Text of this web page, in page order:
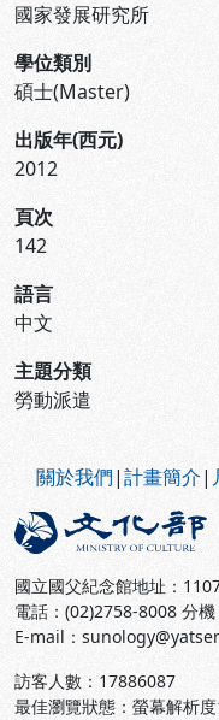
國家發展研究所
學位類別
碩士(Master)
出版年(西元)
2012
頁次
142
語言
中文
主題分類
勞動派遣
關於我們|計畫簡介|
國立國父紀念館地址：
電話：(02)2758-8008 分
E-mail：
訪客人數： 17886087
最佳瀏覽狀態：螢幕解析